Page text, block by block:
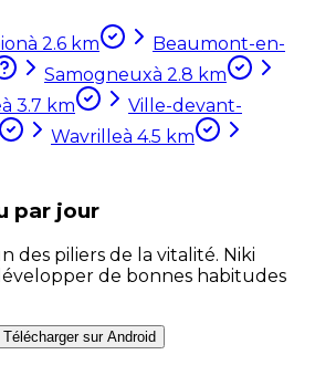
à 2.6 km
Beaumont-en-
Samogneuxà 2.8 km
à 3.7 km
Ville-devant-
Wavrilleà 4.5 km
par jour
des piliers de la vitalité. Niki
de bonnes habitudes
Télécharger sur Android